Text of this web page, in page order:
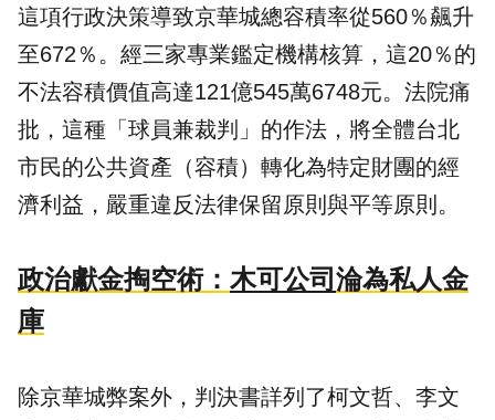
這項行政決策導致京華城總容積率從560％飆升
至672％。經三家專業鑑定機構核算，這20％的
不法容積價值高達121億545萬6748元。法院痛
批，這種「球員兼裁判」的作法，將全體台北
市民的公共資產（容積）轉化為特定財團的經
濟利益，嚴重違反法律保留原則與平等原則。
政治獻金掏空術： 木可公司淪為私人金
庫
除京華城弊案外，判決書詳列了柯文哲、李文